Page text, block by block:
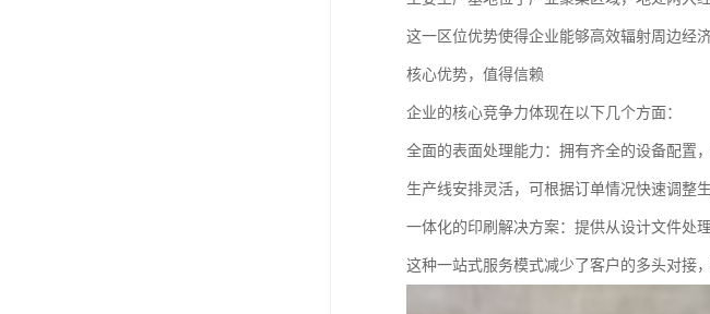
这一区位优势使得企业能够高效辐射周边经
核心优势，值得信赖
企业的核心竞争力体现在以下几个方面：
全面的表面处理能力：拥有齐全的设备配置
生产线安排灵活，可根据订单情况快速调整
一体化的印刷解决方案：提供从设计文件处
这种一站式服务模式减少了客户的多头对接